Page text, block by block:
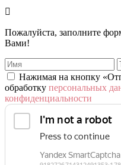

Пожалуйста, заполните
Вами!
Нажимая на кнопку
обработку персональных
конфиденциальности